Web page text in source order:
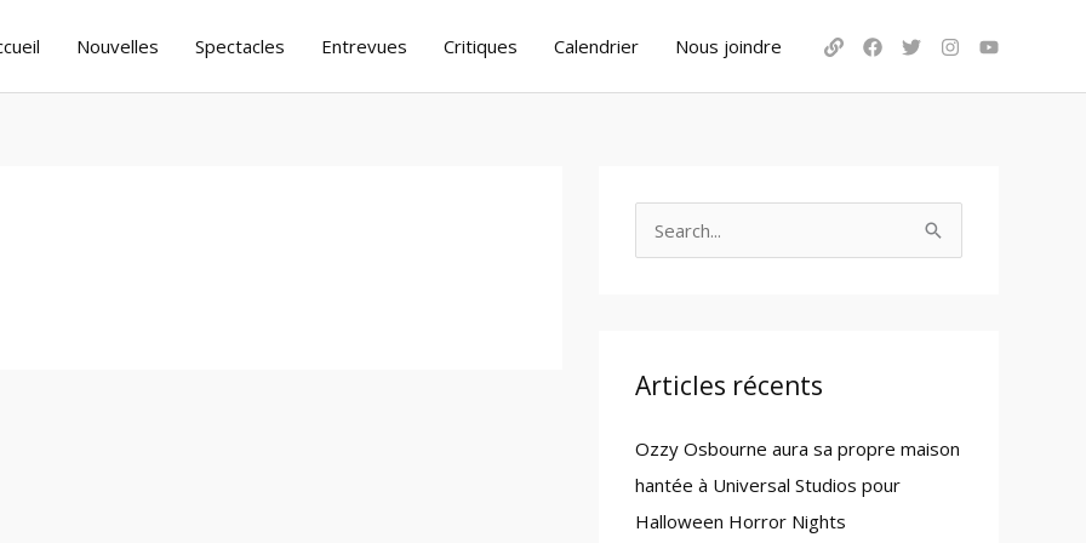
Nouvelles Spectacles Entrevues Critiques Calendrier Nous joindre
c
f
o
r
Articles récents
Ozzy Osbourne aura sa propre maison
hantée à Universal Studios pour
Halloween Horror Nights